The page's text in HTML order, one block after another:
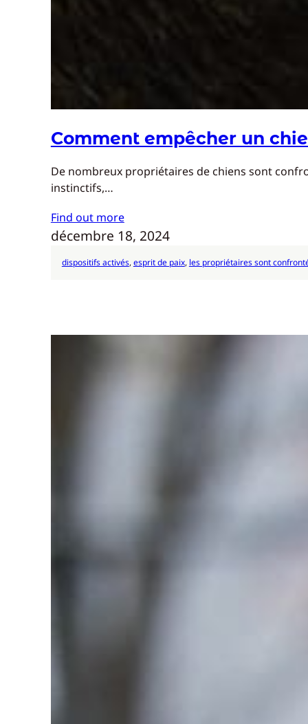
Comment empêcher un
De nombreux propriétaires de chiens sont
instinctifs,…
Find out more
décembre 18, 2024
dispositifs activés, esprit de paix, les propriétaires sont